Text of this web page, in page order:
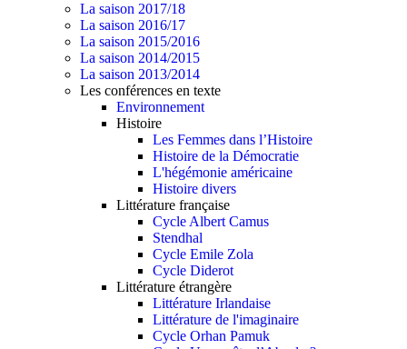
La saison 2017/18
La saison 2016/17
La saison 2015/2016
La saison 2014/2015
La saison 2013/2014
Les conférences en texte
Environnement
Histoire
Les Femmes dans l’Histoire
Histoire de la Démocratie
L'hégémonie américaine
Histoire divers
Littérature française
Cycle Albert Camus
Stendhal
Cycle Emile Zola
Cycle Diderot
Littérature étrangère
Littérature Irlandaise
Littérature de l'imaginaire
Cycle Orhan Pamuk